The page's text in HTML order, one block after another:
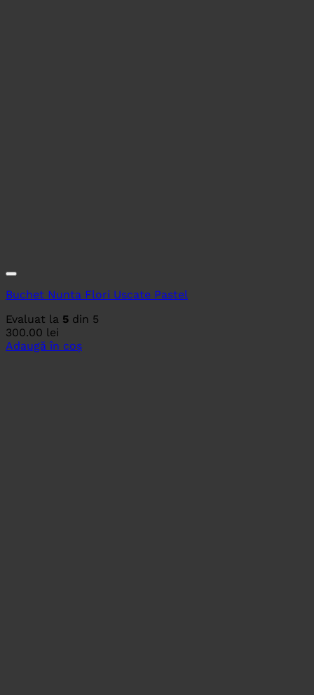
Buchet Nunta Flori Uscate Pastel
Evaluat la 5 din 5
300.00 lei
Adaugă în coș